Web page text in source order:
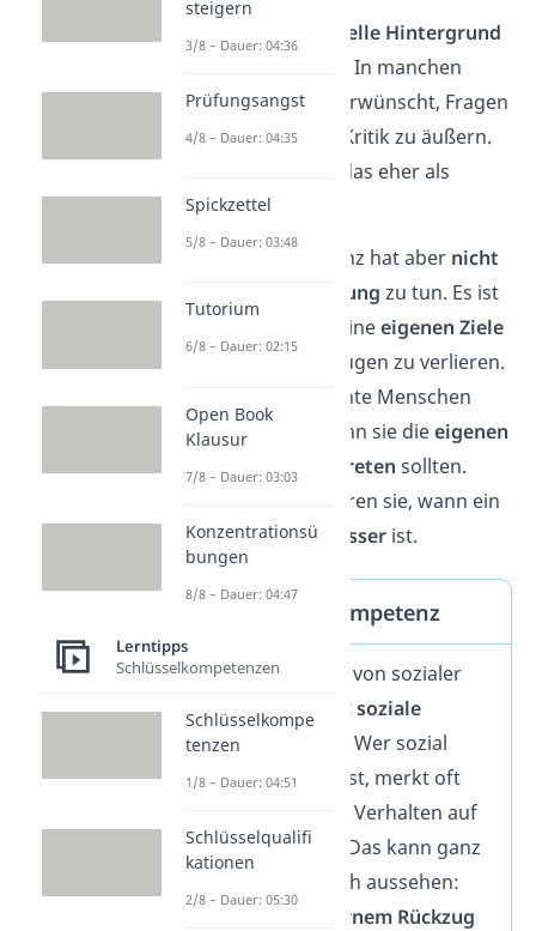
kulturelle Hintergrund
spielt eine Rolle. In manchen
Kulturen ist es erwünscht, Fragen
zu stellen oder Kritik zu äußern.
In anderen gilt das eher als
unhöflich.
Sozial Kompetenz hat aber nicht
nur mit Anpassung zu tun. Es ist
auch wichtig, seineeigenen Ziele
nicht aus den Augen zu verlieren.
Sozial kompetente Menschen
wissen also, wann sie dieeigenen
Interessen vertreten sollten.
Gleichzeitig spüren sie, wann ein
Kompromiss besser ist.
Soziale Inkompetenz
Das Gegenteil von sozialer
Kompetenz istsoziale
Inkompetenz
. Wer sozial
inkompetent ist, merkt oft
nicht, wie sein Verhalten auf
andere wirkt. Das kann ganz
unterschiedlich aussehen:
schüchternem Rückzug
steigern
3/8 – Dauer: 04:36
Prüfungsangst
4/8 – Dauer: 04:35
Spickzettel
5/8 – Dauer: 03:48
Tutorium
6/8 – Dauer: 02:15
Open Book
Klausur
7/8 – Dauer: 03:03
Konzentrationsü
bungen
8/8 – Dauer: 04:47
Lerntipps
Schlüsselkompetenzen
Schlüsselkompe
tenzen
1/8 – Dauer: 04:51
Schlüsselqualifi
kationen
2/8 – Dauer: 05:30